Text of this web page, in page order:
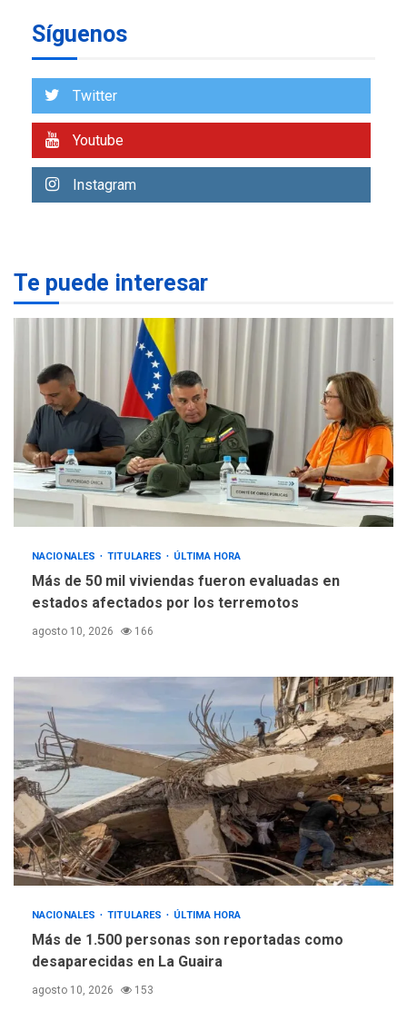
1
estados afectados por los
3
LATINOAMÉRICA Y CARIBE
Seis muertos en Colombia
en combates contra grupos
armados
4
GUERRA EN EL MUNDO
TITULARES
ÚLTIMA HORA
Netanyahu descarta plan de
EEUU para Gaza apoyado
por Hamás
5
DESTACADOS
REGIONALES
ASOMAYOR se afilia a la
Cámara de Comercio para
impulsar la economía
Síguenos
Twitter
Youtube
Instagram
Te puede interesar
NACIONALES TITULARES ÚLTIMA HORA
Más de 50 mil viviendas fueron evaluadas en
estados afectados por los terremotos
agosto 10, 2026 166
NACIONALES TITULARES ÚLTIMA HORA
Más de 1.500 personas son reportadas como
desaparecidas en La Guaira
agosto 10, 2026 153